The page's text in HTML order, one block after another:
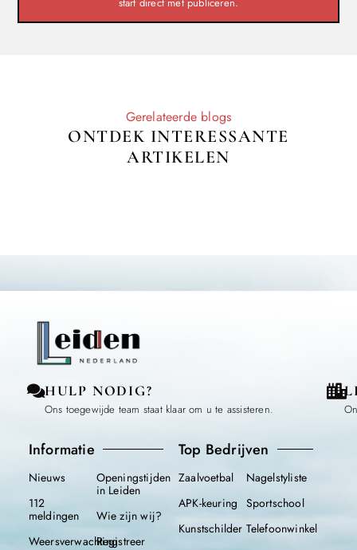
Gerelateerde blogs
ONTDEK INTERESSANTE
ARTIKELEN
HULP NODIG?
Ons toegewijde team staat klaar om u te assisteren.
Informatie
Nieuws
112
meldingen
Weersverwachting
Openingstijden
in Leiden
Wie zijn wij?
Registreer
Top Bedrijven
Zaalvoetbal
APK-keuring
Kunstschilder
Nagelstyliste
Sportschool
Telefoonwinkel